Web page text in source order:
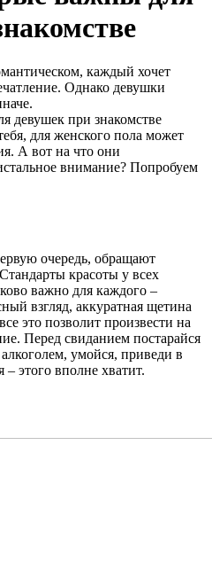
каждый хочет
Однако девушки
для женского пола может
А вот на что они
внимание? Попробуем
очередь, обращают
красоты у всех
важно для каждого –
взгляд, аккуратная щетина
это позволит произвести на
Перед свиданием постарайся
умойся, приведи в
этого вполне хватит.